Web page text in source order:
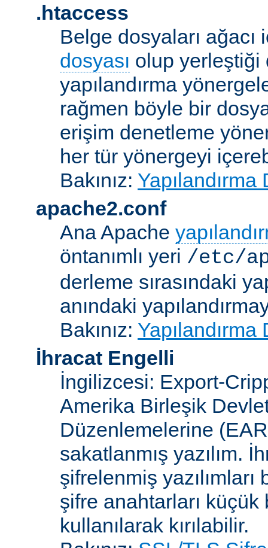
.htaccess
Belge dosyaları
dosyası olup yerleştiği
yapılandırma
rağmen böyle bir
erişim denetleme
her tür yönergeyi
Bakınız: Yapılandırma
apache2.conf
Ana Apache
öntanımlı yeri /etc/
derleme sırasındaki
anındaki
Bakınız: Yapılandırma
İhracat Engelli
İngilizcesi: Export-
Amerika Birleşik
Düzenlemelerine
sakatlanmış yazılım.
şifrelenmiş
şifre anahtarları
kullanılarak kırılabilir.